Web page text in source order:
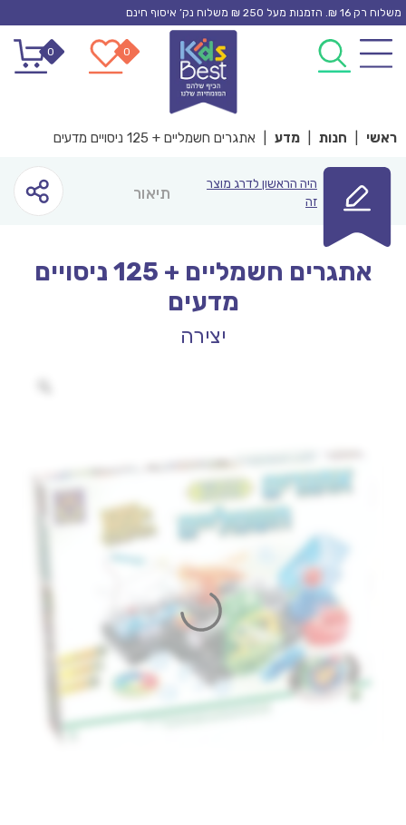
Skip
content
משלוח רק 16 ₪. הזמנות מעל 250 ₪ משלוח נק’ איסוף חינם
0
0
ראשי חנות מדע אתגרים חשמליים + 125 ניסויים מדעים
היה הראשון לדרג מוצר
זה
תיאור
אתגרים חשמליים + 125 ניסויים
מדעים
יצירה